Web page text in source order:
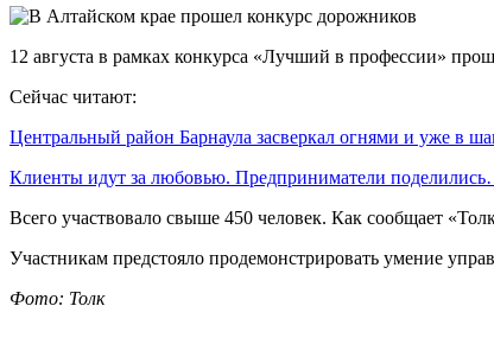
12 августа в рамках конкурса «Лучший в профессии»
Сейчас читают:
Центральный район Барнаула засверкал огнями и уже в
Клиенты идут за любовью. Предприниматели
Всего участвовало свыше 450 человек. Как сообщает
Участникам предстояло продемонстрировать умение
Фото: Толк